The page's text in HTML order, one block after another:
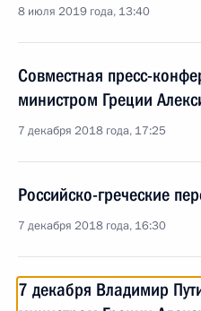
8 июля 2019 года, 13:40
Совместная пресс-
министром Греции
7 декабря 2018 года, 17:25
Российско-греческие
7 декабря 2018 года, 16:30
7 декабря Владимир